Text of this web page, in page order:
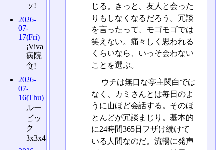
じる。きっと、友人と会った
りもしなくなるだろう。冗談
を言ったって、モゴモゴでは
笑えない。痛々しく思われる
くらいなら、いっそ会わない
ことを選ぶ。
ウチは無口な亭主関白では
なく、カミさんとは毎日のよ
うに山ほど会話する。そのほ
とんどが冗談まじり。基本的
に24時間365日フザけ続けて
いる人間なのだ。流暢に発声
ッ!
2026-
07-
17(Fri)
¡Viva
病院
食!
2026-
07-
16(Thu)
ルー
ビッ
ク
3x3x4